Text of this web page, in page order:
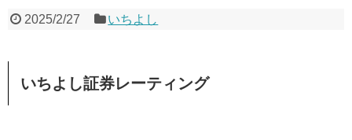
2025/2/27 いちよし
いちよし証券レーティング